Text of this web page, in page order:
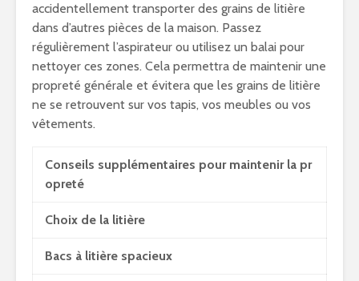
accidentellement transporter des grains de litière
dans d’autres pièces de la maison. Passez
régulièrement l’aspirateur ou utilisez un balai pour
nettoyer ces zones. Cela permettra de maintenir une
propreté générale et évitera que les grains de litière
ne se retrouvent sur vos tapis, vos meubles ou vos
vêtements.
Conseils supplémentaires pour maintenir la pr
opreté
Choix de la litière
Bacs à litière spacieux